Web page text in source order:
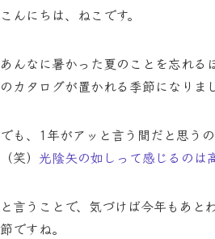
こんにちは、ねこです。
あんなに暑かった夏のことを忘れる
のカタログが置かれる季節になり
でも、1年がアッと言う間だと思う
（笑） 光陰矢の如しって感じるの
と言うことで、気づけば今年もあ
節ですね。